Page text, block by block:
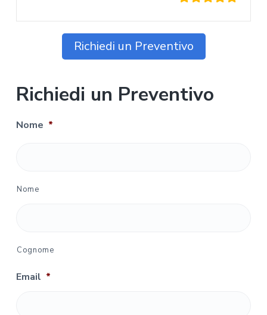
Richiedi un Preventivo
Richiedi un Preventivo
Nome *
Nome
Cognome
Email *